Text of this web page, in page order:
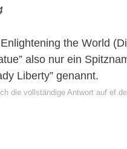
the World
also nur ein
Liberty” genannt.
die vollständige Antwort auf